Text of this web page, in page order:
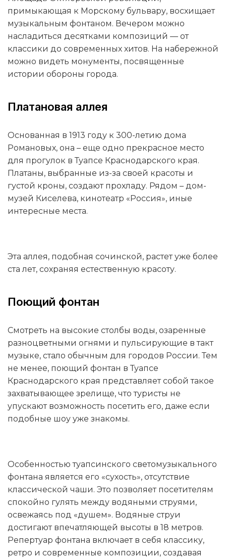
примыкающая к Морскому бульвару, восхищает
музыкальным фонтаном. Вечером можно
насладиться десятками композиций — от
классики до современных хитов. На набережной
можно видеть монументы, посвященные
истории обороны города.
Платановая аллея
Основанная в 1913 году к 300-летию дома
Романовых, она – еще одно прекрасное место
для прогулок в Туапсе Краснодарского края.
Платаны, выбранные из-за своей красоты и
густой кроны, создают прохладу. Рядом – дом-
музей Киселева, кинотеатр «Россия», иные
интересные места.
Эта аллея, подобная сочинской, растет уже более
ста лет, сохраняя естественную красоту.
Поющий фонтан
Смотреть на высокие столбы воды, озаренные
разноцветными огнями и пульсирующие в такт
музыке, стало обычным для городов России. Тем
не менее, поющий фонтан в Туапсе
Краснодарского края представляет собой такое
захватывающее зрелище, что туристы не
упускают возможность посетить его, даже если
подобные шоу уже знакомы.
Особенностью туапсинского светомузыкального
фонтана является его «сухость», отсутствие
классической чаши. Это позволяет посетителям
спокойно гулять между водяными струями,
освежаясь под «душем». Водяные струи
достигают впечатляющей высоты в 18 метров.
Репертуар фонтана включает в себя классику,
ретро и современные композиции, создавая